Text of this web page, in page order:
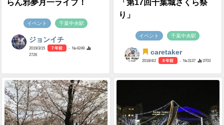
らん邪夢月一ライブ！
イベント 千葉中央駅
ジョンイチ
2019/3/15 7 年前
- №4249
2726
「第17回千葉城さくら祭
り」
イベント 千葉中央駅
caretaker
2018/4/2 8 年前 - №3137 3703